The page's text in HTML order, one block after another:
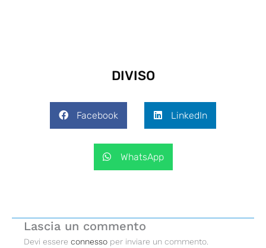
DIVISO
Facebook LinkedIn
WhatsApp
Lascia un commento
Devi essere connesso per inviare un commento.